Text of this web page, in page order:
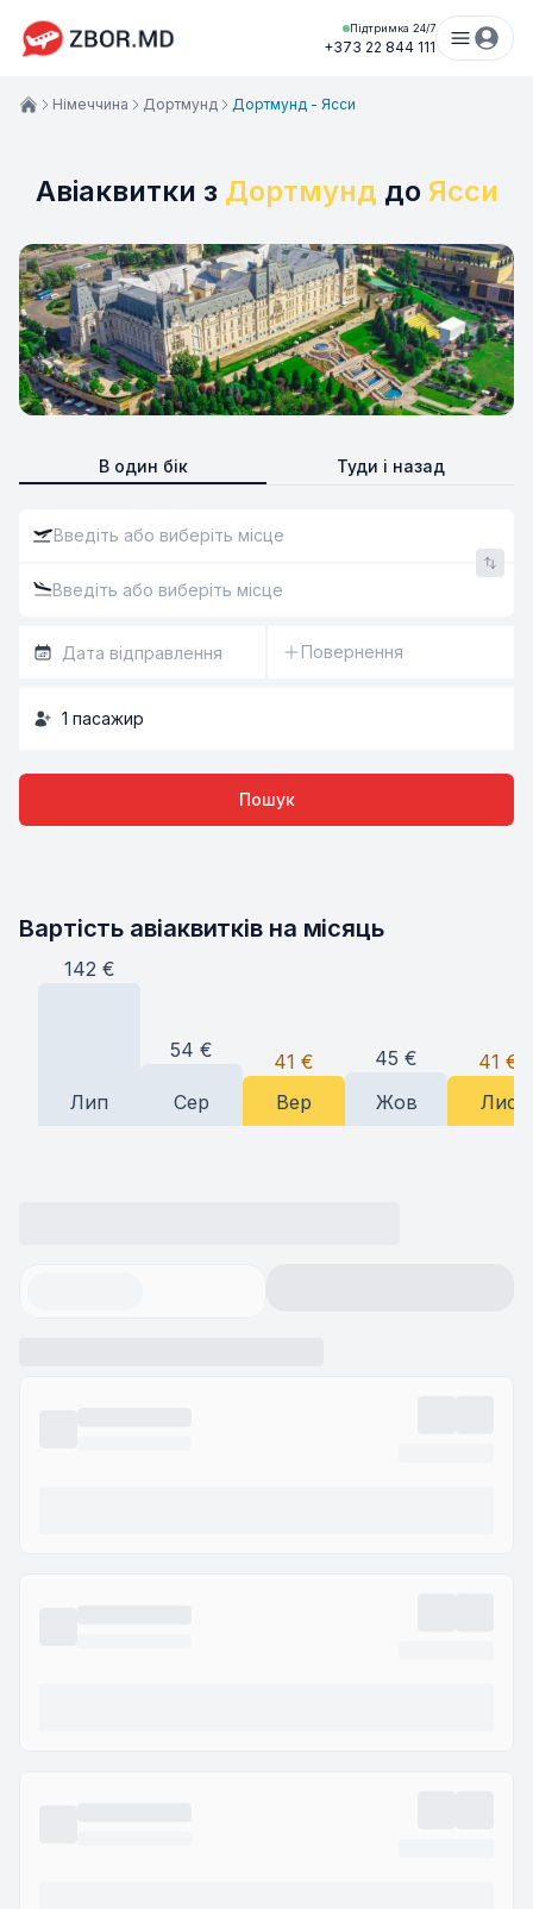
Підтримка 24/7
+373 22 844 111
Авіаквитки з Дортмунд до Ясси
В один бік Туди і назад
Повернення
1 пасажир
Пошук
Німеччина Дортмунд Дортмунд - Ясси
Вартість авіаквитків на місяць
142 €
Лип
54 €
Сер
41 €
Вер
45 €
Жов
41 €
Лис